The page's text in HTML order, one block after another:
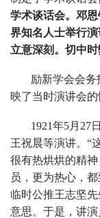
学术谈话会。邓
界知名人士举行
立意深刻。切中时
励新学会会务
映了当时演讲会的
1921年5月 27
王祝晨等演讲。“
很有热烘烘的精
员，更为热心，
临时公推王志坚
意思。于是，讲